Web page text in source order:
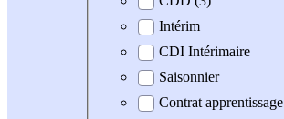
Intérim
CDI Intérimaire
Saisonnier
Contrat apprentissage